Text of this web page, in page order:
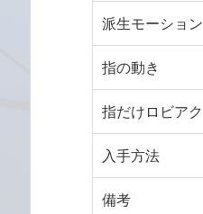
派生モーション
指の動き
指だけロビアク
入手方法
備考